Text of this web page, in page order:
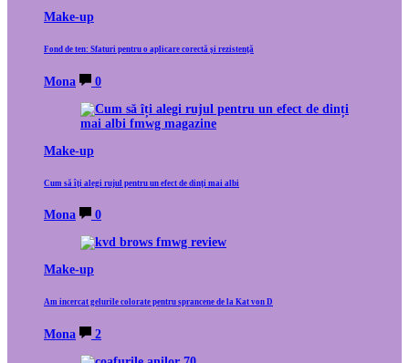
Make-up
Fond de ten: Sfaturi pentru o aplicare corectă și rezistență
Mona 0
Make-up
Cum să îți alegi rujul pentru un efect de dinți mai albi
Mona 0
Make-up
Am incercat gelurile colorate pentru sprancene de la Kat von D
Mona 2